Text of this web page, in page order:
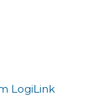
LogiLink